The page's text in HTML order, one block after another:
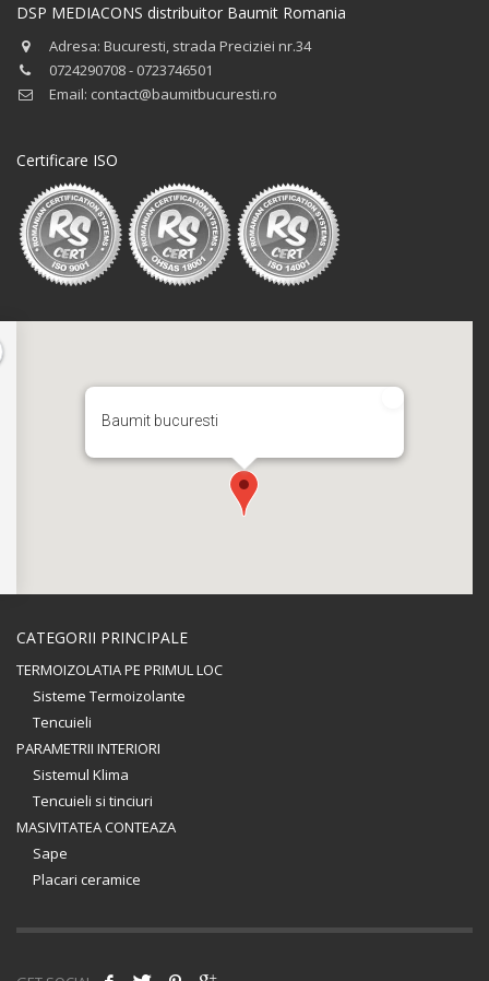
DSP MEDIACONS distribuitor Baumit Romania
Adresa: Bucuresti, strada Preciziei nr.34
0724290708 - 0723746501
Email: contact@baumitbucuresti.ro
Certificare ISO
Baumit bucuresti
CATEGORII PRINCIPALE
TERMOIZOLATIA PE PRIMUL LOC
Sisteme Termoizolante
Tencuieli
PARAMETRII INTERIORI
Sistemul Klima
Tencuieli si tinciuri
MASIVITATEA CONTEAZA
Sape
Placari ceramice